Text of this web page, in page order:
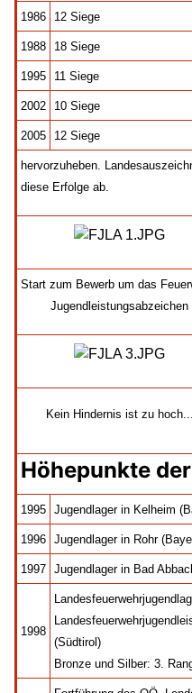
1986 12 Siege
1988 18 Siege
1995 11 Siege
2002 10 Siege
2005 12 Siege
hervorzuheben.
diese Erfolge ab.
Start zum Bewerb um das
Jugendleistungsabzeichen
Kein Hindernis ist zu hoch...
Höhepunkte
1995 Jugendlager in Kelheim
1996 Jugendlager in Rohr
1997 Jugendlager in Bad
1998
(Südtirol)
Bronze und Silber: 3.